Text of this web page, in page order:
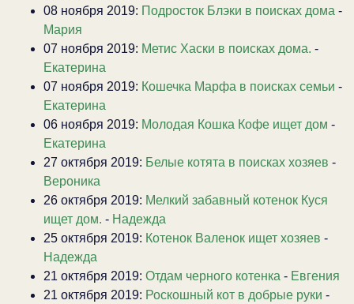
08 ноября 2019: Подросток Блэки в поисках дома -
Мария
07 ноября 2019: Метис Хаски в поисках дома. -
Екатерина
07 ноября 2019: Кошечка Марфа в поисках семьи -
Екатерина
06 ноября 2019: Молодая Кошка Кофе ищет дом -
Екатерина
27 октября 2019: Белые котята в поисках хозяев -
Вероника
26 октября 2019: Мелкий забавный котенок Куся
ищет дом. - Надежда
25 октября 2019: Котенок Валенок ищет хозяев -
Надежда
21 октября 2019: Отдам черного котенка - Евгения
21 октября 2019: Роскошный кот в добрые руки -